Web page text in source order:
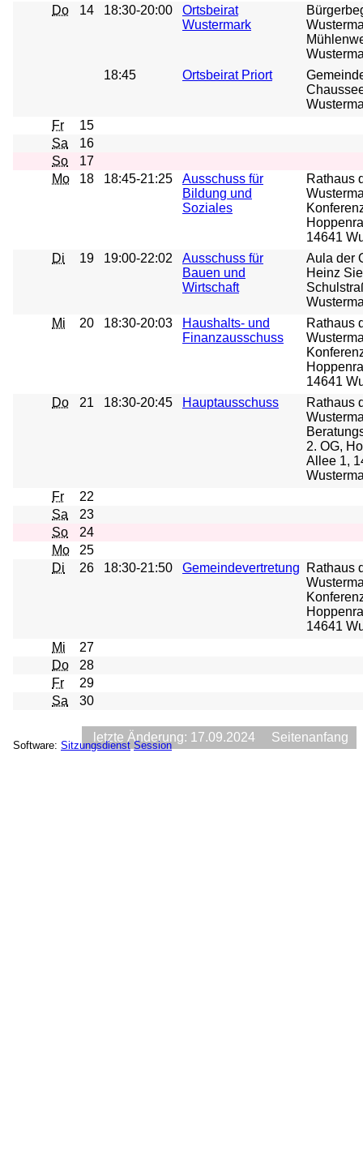
Do
14 18:30-20:00
Ortsbeirat
Wustermark
18:45
Ortsbeirat Priort
Fr
15
Sa
16
So
17
Mo
18 18:45-21:25
Ausschuss für
Bildung und
Soziales
Rathaus
14641
Di
19 19:00-22:02
Ausschuss für
Bauen und
Wirtschaft
Aula der
Heinz
Mi
20 18:30-20:03
Haushalts- und
Finanzausschuss
Rathaus
14641
Do
21 18:30-20:45 Hauptausschuss
Rathaus
2. OG,
Allee 1,
Fr
22
Sa
23
So
24
Mo
25
Di
26 18:30-21:50 Gemeindevertretung
Rathaus
14641
Mi
27
Do
28
Fr
29
Sa
30
letzte Änderung: 17.09.2024 Seitenanfang
Software: Sitzungsdienst Session